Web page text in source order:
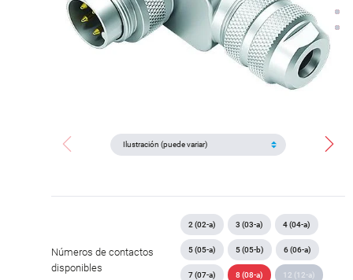
Números de contactos
disponibles
2 (02-a) 3 (03-a) 4 (04-a)
5 (05-a) 5 (05-b) 6 (06-a)
7 (07-a) 8 (08-a) 12 (12-a)